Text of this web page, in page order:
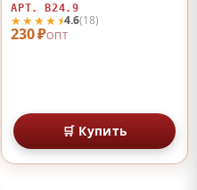
230 ₽ОПТ
★★★★⯨4.6(18)
АРТ. В24.9
🛒 Купить